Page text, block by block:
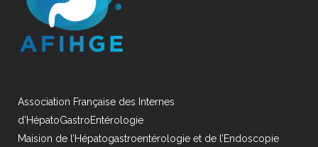
Association Française des Internes
d’HépatoGastroEntérologie
Maision de l’Hépatogastroentérologie et de l’Endoscopie